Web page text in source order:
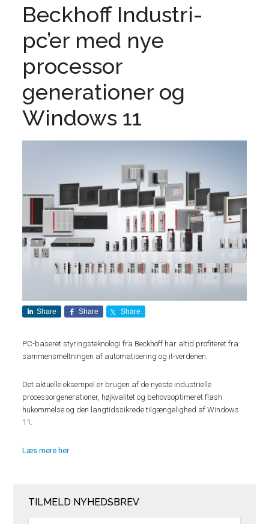
Beckhoff Industri-
pc’er med nye
processor
generationer og
Windows 11
Share Share Share
PC-baseret styringsteknologi fra Beckhoff har altid profiteret fra
sammensmeltningen af automatisering og it-verdenen.
Det aktuelle eksempel er brugen af de nyeste industrielle
processorgenerationer, højkvalitet og behovsoptimeret flash
hukommelse og den langtidssikrede tilgængelighed af Windows
11.
Læs mere her
TILMELD NYHEDSBREV